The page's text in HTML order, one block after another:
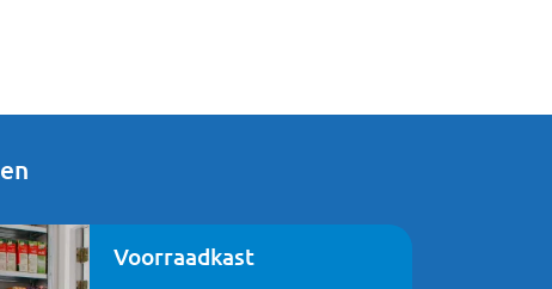
Voorraadkast